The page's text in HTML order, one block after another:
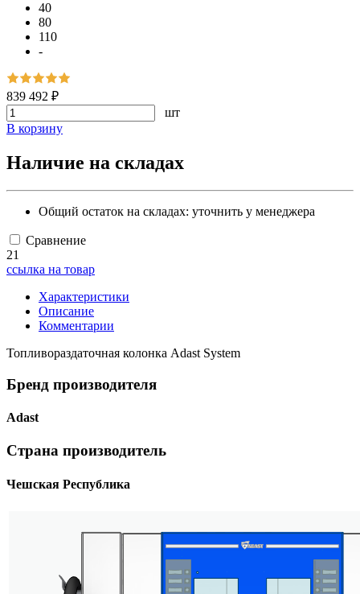
40
80
110
-
839 492 ₽
шт
В корзину
Наличие на складах
Общий остаток на складах: уточнить у менеджера
Сравнение
21
ссылка на товар
Характеристики
Описание
Комментарии
Топливораздаточная колонка Adast System
Бренд производителя
Adast
Страна производитель
Чешская Республика